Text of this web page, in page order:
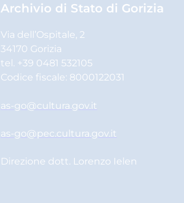
Archivio di Stato di Gorizia
Via dell’Ospitale, 2
34170 Gorizia
tel. +39 0481 532105
Codice fiscale: 8000122031
as-go@cultura.gov.it
as-go@pec.cultura.gov.it
Direzione dott. Lorenzo Ielen